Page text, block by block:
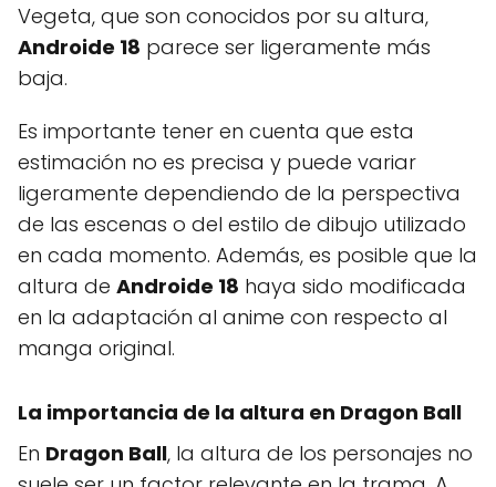
Vegeta, que son conocidos por su altura,
Androide 18 parece ser ligeramente más
baja.
Es importante tener en cuenta que esta
estimación no es precisa y puede variar
ligeramente dependiendo de la perspectiva
de las escenas o del estilo de dibujo utilizado
en cada momento. Además, es posible que la
altura de Androide 18 haya sido modificada
en la adaptación al anime con respecto al
manga original.
La importancia de la altura en Dragon Ball
En Dragon Ball, la altura de los personajes no